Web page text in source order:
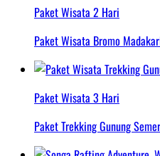
Paket Wisata 2 Hari
Paket Wisata Bromo
Paket Wisata 3 Hari
Paket Trekking Gunung